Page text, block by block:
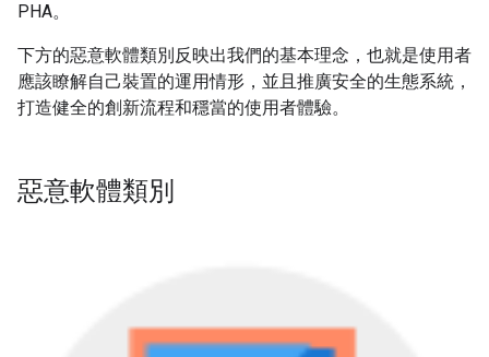
PHA。
下方的惡意軟體類別反映出我們的基本理念，也就是使用者
應該瞭解自己裝置的運用情形，並且推廣安全的生態系統，
打造健全的創新流程和穩當的使用者體驗。
惡意軟體類別